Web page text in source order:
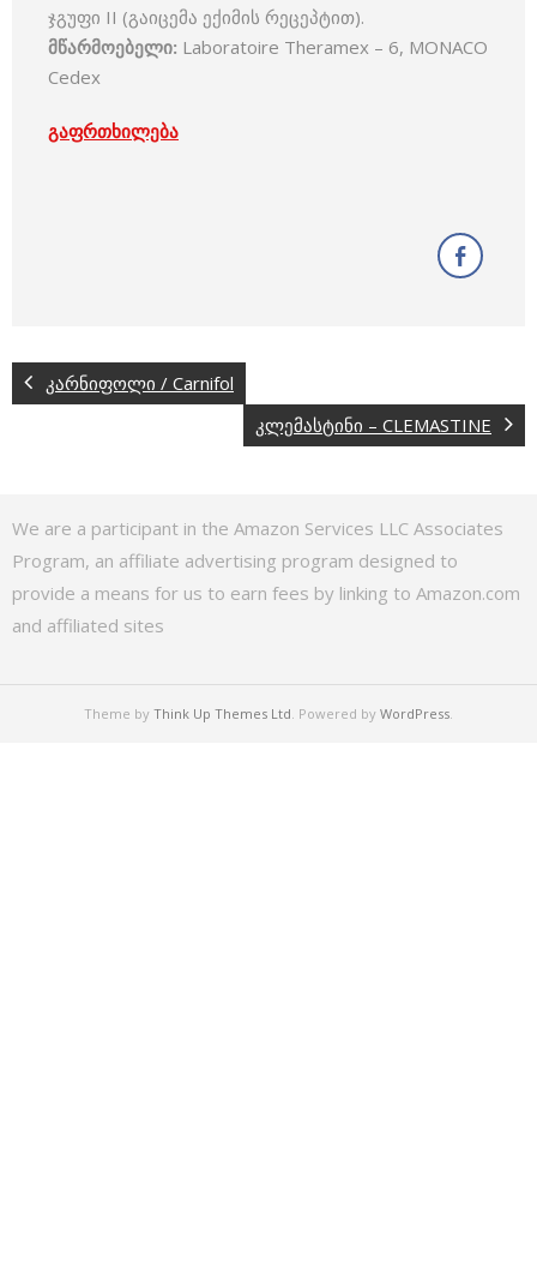
ჯგუფი II (გაიცემა ექიმის რეცეპტით).
მწარმოებელი: Laboratoire Theramex – 6, MONACO
Cedex
გაფრთხილება
კარნიფოლი / Carnifol
კლემასტინი – CLEMASTINE
We are a participant in the Amazon Services LLC Associates
Program, an affiliate advertising program designed to
provide a means for us to earn fees by linking to Amazon.com
and affiliated sites
Theme by Think Up Themes Ltd. Powered by WordPress.